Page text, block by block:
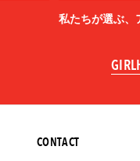
私たちが選ぶ、
CONTACT